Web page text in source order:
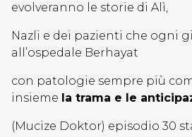
evolveranno le storie di Alì,
Nazli e dei pazienti che ogni
all’ospedale Berhayat
con patologie sempre più
insieme la trama e le
(Mucize Doktor) episodio 30